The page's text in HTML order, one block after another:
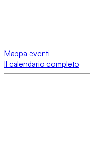
Mappa eventi
Il calendario completo